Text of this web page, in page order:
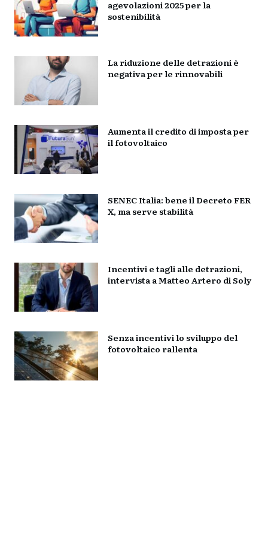
agevolazioni 2025 per la
sostenibilità
La riduzione delle detrazioni è
negativa per le rinnovabili
Aumenta il credito di imposta per
il fotovoltaico
SENEC Italia: bene il Decreto FER
X, ma serve stabilità
Incentivi e tagli alle detrazioni,
intervista a Matteo Artero di Soly
Senza incentivi lo sviluppo del
fotovoltaico rallenta